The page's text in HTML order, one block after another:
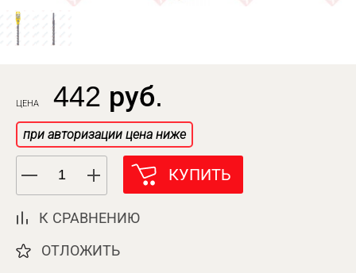
ЦЕНА 442 руб.
при авторизации цена ниже
КУПИТЬ
К СРАВНЕНИЮ
ОТЛОЖИТЬ